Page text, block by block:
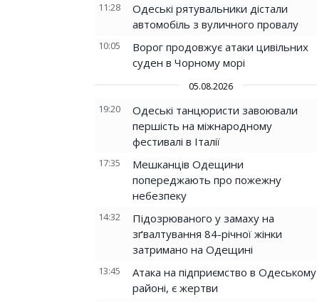
11:28
Одеські рятувальники дістали
автомобіль з вуличного провалу
10:05
Ворог продовжує атаки цивільних
суден в Чорному морі
05.08.2026
19:20
Одеські танцюристи завоювали
першість на міжнародному
фестивалі в Італії
17:35
Мешканців Одещини
попереджають про пожежну
небезпеку
14:32
Підозрюваного у замаху на
зґвалтування 84-річної жінки
затримано на Одещині
13:45
Атака на підприємство в Одеському
районі, є жертви